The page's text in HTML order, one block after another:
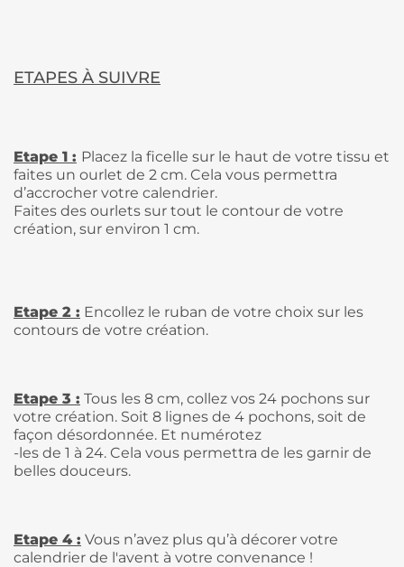
ETAPES À SUIVRE
Etape 1 : Placez la ficelle sur le haut de votre tissu et
faites un ourlet de 2 cm. Cela vous permettra
d’accrocher votre calendrier.
Faites des ourlets sur tout le contour de votre
création, sur environ 1 cm.
Etape 2 : Encollez le ruban de votre choix sur les
contours de votre création.
Etape 3 : Tous les 8 cm, collez vos 24 pochons sur
votre création. Soit 8 lignes de 4 pochons, soit de
façon désordonnée. Et numérotez
-les de 1 à 24. Cela vous permettra de les garnir de
belles douceurs.
Etape 4 : Vous n’avez plus qu’à décorer votre
calendrier de l'avent à votre convenance !